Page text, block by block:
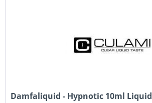
Damfaliquid - Hypnotic 10ml Liquid